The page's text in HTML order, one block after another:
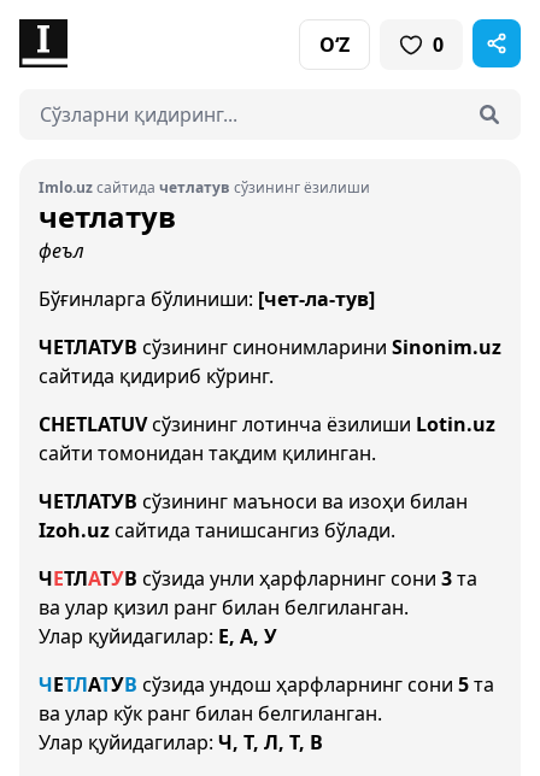
O‘Z 0
Imlo.uzсайтида четлатув сўзининг ёзилиши
четлатув
феъл
Бўғинларга бўлиниши: [чет-ла-тув]
ЧЕТЛАТУВ сўзининг синонимларини Sinonim.uz
сайтида қидириб кўринг.
CHETLATUVсўзининг лотинча ёзилиши Lotin.uz
сайти томонидан тақдим қилинган.
ЧЕТЛАТУВ сўзининг маъноси ва изоҳи билан
Izoh.uzсайтида танишсангиз бўлади.
ЧЕТЛАТУВ сўзида унли ҳарфларнинг сони 3та
ва улар қизил ранг билан белгиланган.
Улар қуйидагилар: Е, А, У
ЧЕТЛАТУВ сўзида ундош ҳарфларнинг сони 5та
ва улар кўк ранг билан белгиланган.
Улар қуйидагилар: Ч, Т, Л, Т, В